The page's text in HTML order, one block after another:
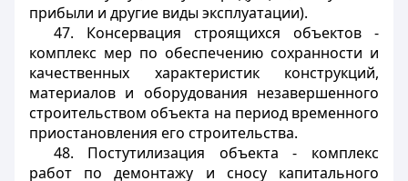
прибыли и другие виды эксплуатации).
47. Консервация строящихся объектов -
комплекс мер по обеспечению сохранности и
качественных характеристик конструкций,
материалов и оборудования незавершенного
строительством объекта на период временного
приостановления его строительства.
48. Постутилизация объекта - комплекс
работ по демонтажу и сносу капитального